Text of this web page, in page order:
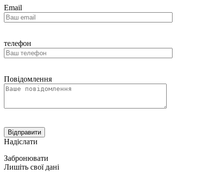
Email
телефон
Повідомлення
Надіслати
Забронювати
Лишіть свої дані